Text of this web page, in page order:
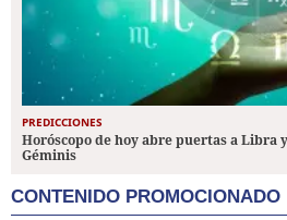
PREDICCIONES
Horóscopo de hoy abre puertas a Libra
Géminis
CONTENIDO PROMOCIONADO